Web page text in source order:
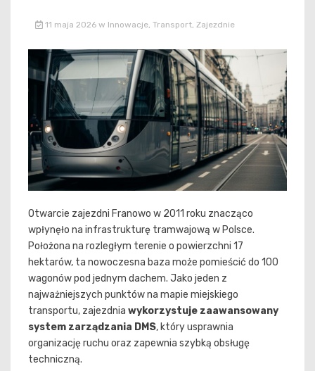
11 maja 2026 w Innowacje, Transport, Zajezdnie
Otwarcie zajezdni Franowo w 2011 roku znacząco
wpłynęło na infrastrukturę tramwajową w Polsce.
Położona na rozległym terenie o powierzchni 17
hektarów, ta nowoczesna baza może pomieścić do 100
wagonów pod jednym dachem. Jako jeden z
najważniejszych punktów na mapie miejskiego
transportu, zajezdnia wykorzystuje zaawansowany
system zarządzania DMS, który usprawnia
organizację ruchu oraz zapewnia szybką obsługę
techniczną.